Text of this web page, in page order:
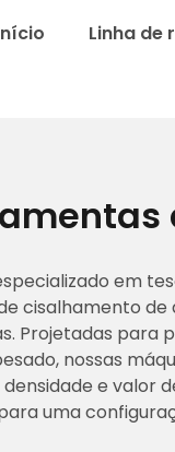
Linha de
em
cisalhamento
Projetadas para
nossas
e valor
uma